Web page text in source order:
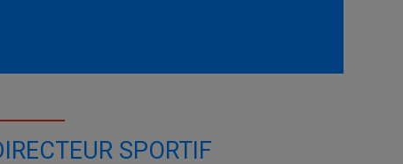
SPORTIF